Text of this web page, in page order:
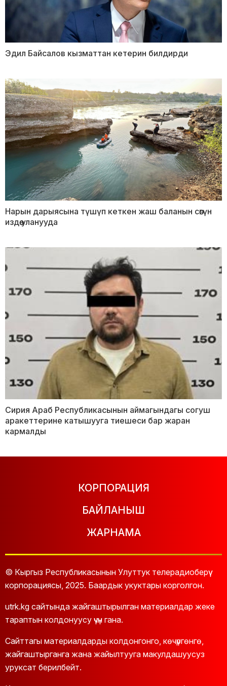
Эдил Байсалов кызматтан кетерин билдирди
Нарын дарыясына түшүп кеткен жаш баланын сөөгүн
издөө уланууда
Сирия Араб Республикасынын аймагындагы согуш
аракеттерине катышууга тиешеси бар жаран
кармалды
КОРПОРАЦИЯ
БАЙЛАНЫШ
ЖАРНАМА
© Кыргыз Республикасынын Улуттук телерадиоберүү
корпорациясы, 2025. Баардык укуктары корголгон.
utrk.kg сайтында жайгаштырылган материалдар жеке
тараптын колдонуусу үчүн гана.
Сайттагы материалдарды колдонгонго, көчүргөнгө,
жайгаштырганга жана жайылтууга макулдашуусуз
уруксат берилбейт.